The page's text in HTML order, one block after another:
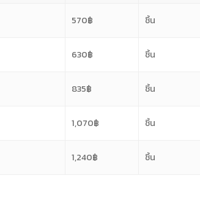
570฿ ชิ้น
630฿ ชิ้น
835฿ ชิ้น
1,070฿ ชิ้น
1,240฿ ชิ้น